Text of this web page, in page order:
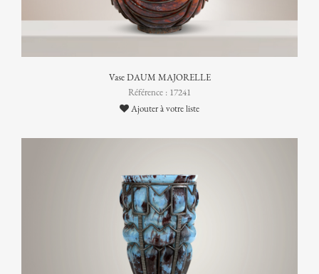
Vase DAUM MAJORELLE
Référence : 17241
Ajouter à votre liste